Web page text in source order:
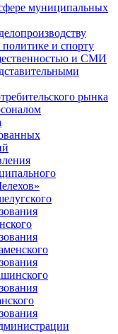
муниципальных
и спорту
и СМИ
рынка